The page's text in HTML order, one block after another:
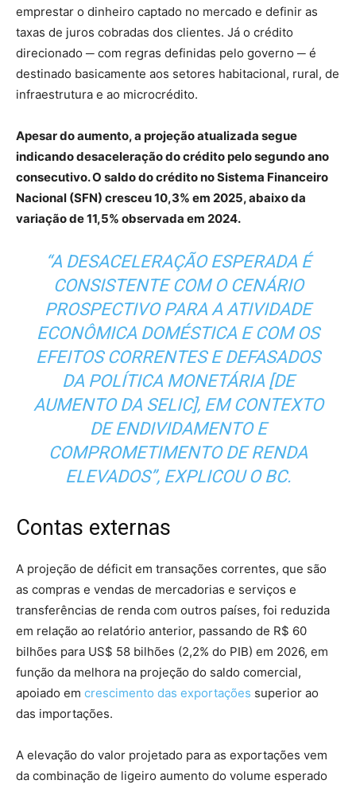
emprestar o dinheiro captado no mercado e definir as
taxas de juros cobradas dos clientes. Já o crédito
direcionado ─ com regras definidas pelo governo ─ é
destinado basicamente aos setores habitacional, rural, de
infraestrutura e ao microcrédito.
Apesar do aumento, a projeção atualizada segue
indicando desaceleração do crédito pelo segundo ano
consecutivo. O saldo do crédito no Sistema Financeiro
Nacional (SFN) cresceu 10,3% em 2025, abaixo da
variação de 11,5% observada em 2024.
“A DESACELERAÇÃO ESPERADA É
CONSISTENTE COM O CENÁRIO
PROSPECTIVO PARA A ATIVIDADE
ECONÔMICA DOMÉSTICA E COM OS
EFEITOS CORRENTES E DEFASADOS
DA POLÍTICA MONETÁRIA [DE
AUMENTO DA SELIC], EM CONTEXTO
DE ENDIVIDAMENTO E
COMPROMETIMENTO DE RENDA
ELEVADOS”, EXPLICOU O BC.
Contas externas
A projeção de déficit em transações correntes, que são
as compras e vendas de mercadorias e serviços e
transferências de renda com outros países, foi reduzida
em relação ao relatório anterior, passando de R$ 60
bilhões para US$ 58 bilhões (2,2% do PIB) em 2026, em
função da melhora na projeção do saldo comercial,
apoiado em crescimento das exportações superior ao
das importações.
A elevação do valor projetado para as exportações vem
da combinação de ligeiro aumento do volume esperado